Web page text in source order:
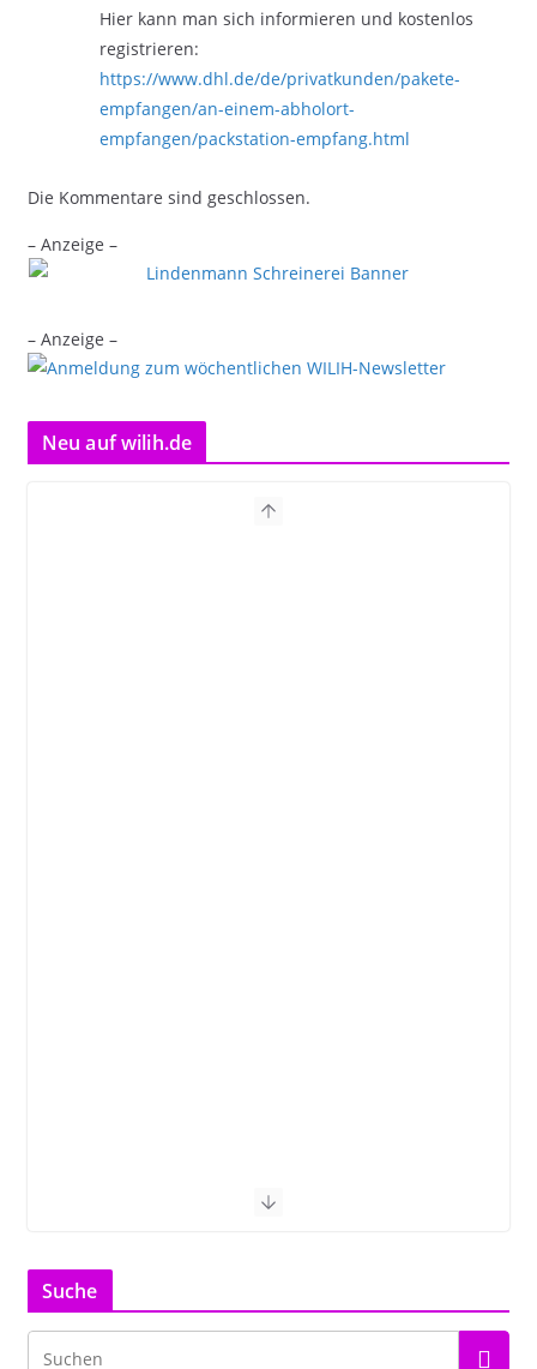
Hier kann man sich informieren und kostenlos
registrieren:
https://www.dhl.de/de/privatkunden/pakete-
empfangen/an-einem-abholort-
empfangen/packstation-empfang.html
Die Kommentare sind geschlossen.
– Anzeige –
– Anzeige –
Neu auf wilih.de
Suche